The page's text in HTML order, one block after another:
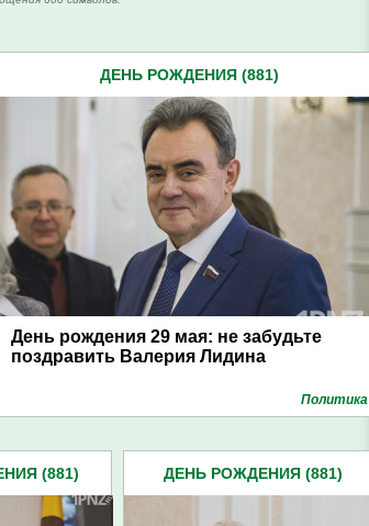
ДЕНЬ РОЖДЕНИЯ (881)
День рождения 29 мая: не забудьте
поздравить Валерия Лидина
Политика
(881) ДЕНЬ РОЖДЕНИЯ (881)